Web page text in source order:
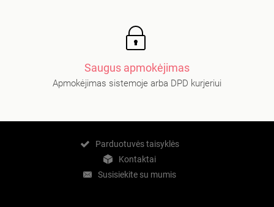
Saugus apmokėjimas
Apmokėjimas sistemoje arba DPD kurjeriui
Parduotuvės taisyklės
Kontaktai
Susisiekite su mumis